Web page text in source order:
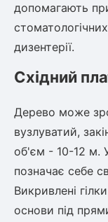
Хурма
Абрикос
Обліпиха
Кизил
Бузок
Жасмин
Калина
Піраканта
Бузина
допомагають
дизентерії.
Східний
Дерево може
вузлуватий,
об'єм - 10-12 м.
позначає себе
Викривлені
основи під